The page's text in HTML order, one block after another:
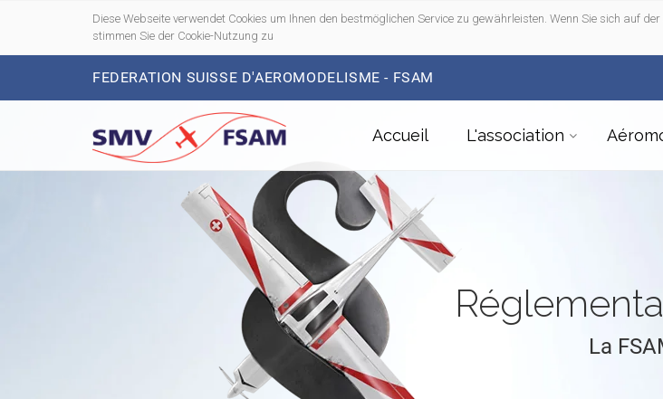
Diese Webseite verwendet Cookies um Ihnen den bestmöglichen Service zu gewährleisten. Wenn Sie sich auf
stimmen Sie der Cookie-Nutzung zu
FEDERATION SUISSE D'AEROMODELISME - FSAM
Accueil L'association
La